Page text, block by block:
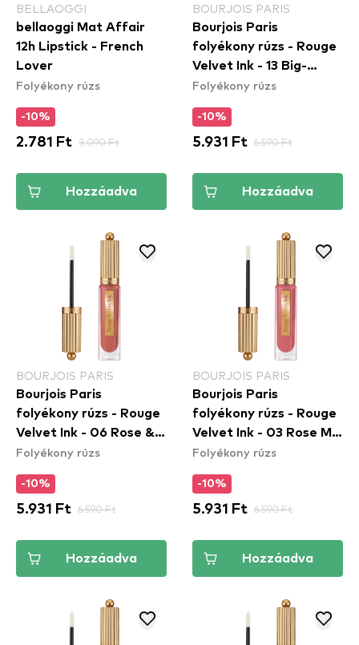
BELLAOGGI
bellaoggi Mat Affair
12h Lipstick - French
Lover
Folyékony rúzs
-10%
2.781 Ft 3.090 Ft
Hozzáadva
BOURJOIS PARIS
Bourjois Paris
folyékony rúzs - Rouge
Velvet Ink - 13 Big-
Seller
Folyékony rúzs
-10%
5.931 Ft 6.590 Ft
Hozzáadva
BOURJOIS PARIS
Bourjois Paris
folyékony rúzs - Rouge
Velvet Ink - 06 Rose &
Merveille
Folyékony rúzs
-10%
5.931 Ft 6.590 Ft
Hozzáadva
BOURJOIS PARIS
Bourjois Paris
folyékony rúzs - Rouge
Velvet Ink - 03 Rose Me
Tender
Folyékony rúzs
-10%
5.931 Ft 6.590 Ft
Hozzáadva